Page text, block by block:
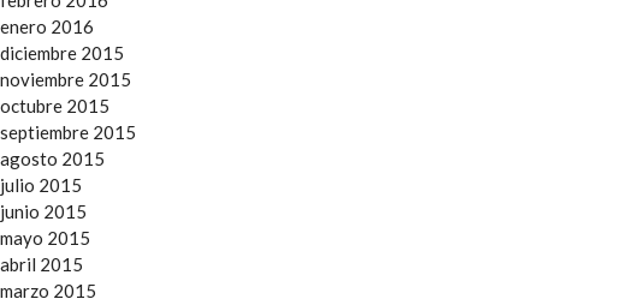
enero 2016
diciembre 2015
noviembre 2015
octubre 2015
septiembre 2015
agosto 2015
julio 2015
junio 2015
mayo 2015
abril 2015
marzo 2015